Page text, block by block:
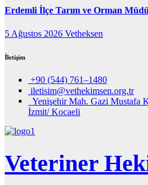
Erdemli İlçe Tarım ve Orman
5 Ağustos 2026 Vetheksen
İletişim
+90 (544) 761–1480
iletisim@vethekimsen.org.tr
Yenişehir Mah. Gazi Mustafa
İzmit/ Kocaeli
Veteriner